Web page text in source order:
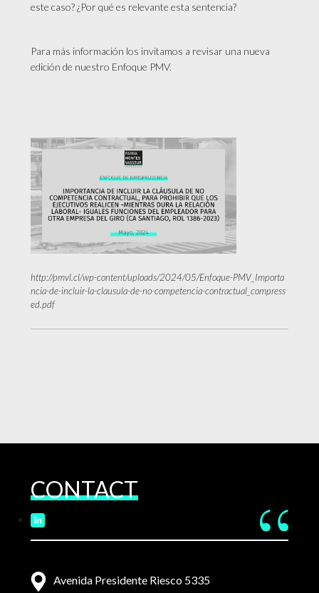
este caso? ¿Por qué es relevante esta sentencia?
Para más información los invitamos a revisar una nueva
edición de nuestro Enfoque PMV.
http://pmvl.cl/wp-content/uploads/2024/05/Enfoque-PMV_Importa
ncia-de-incluir-la-clausula-de-no-competencia-contractual_compress
ed.pdf
CONTACT
Avenida Presidente Riesco 5335